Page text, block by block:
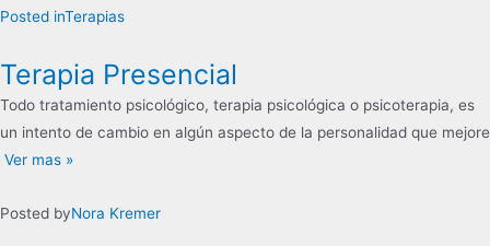
Posted inTerapias
Terapia Presencial
Todo tratamiento psicológico, terapia psicológica o psicoterapia, es
un intento de cambio en algún aspecto de la personalidad que mejore
Ver mas »
Posted byNora Kremer